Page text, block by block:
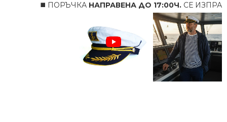
◼️ ПОРЪЧКА НАПРАВЕНА ДО 17:00Ч.СЕ ИЗПРАЩА